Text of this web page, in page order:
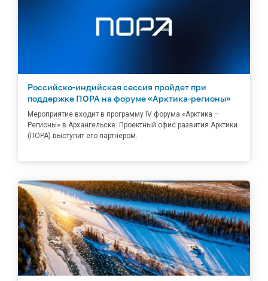
Российско-индийская сессия пройдет при
поддержке ПОРА на форуме «Арктика-регионы»
Мероприятие входит в программу IV форума «Арктика –
Регионы» в Архангельске. Проектный офис развития Арктики
(ПОРА) выступит его партнером.